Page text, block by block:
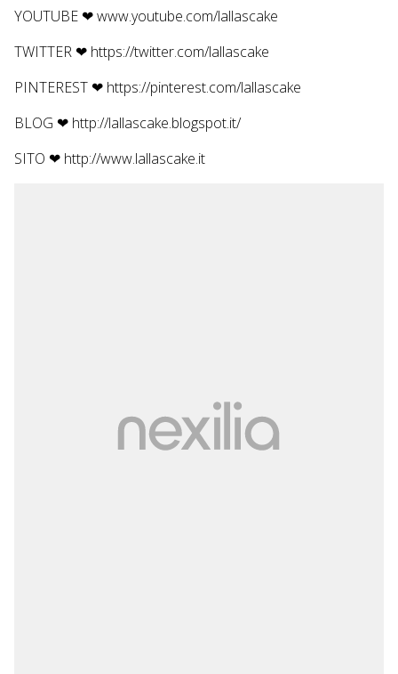
YOUTUBE ❤www.youtube.com/lallascake
TWITTER ❤ https://twitter.com/lallascake
PINTEREST ❤ https://pinterest.com/lallascake
BLOG ❤ http://lallascake.blogspot.it/
SITO ❤ http://www.lallascake.it